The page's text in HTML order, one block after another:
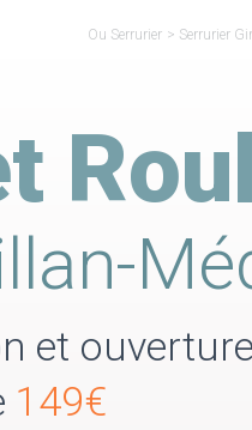
Ou Serrurier > Serrurier
et
149€